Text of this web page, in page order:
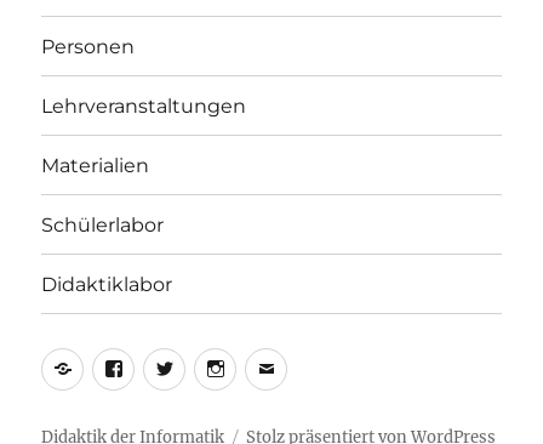
Personen
Lehrveranstaltungen
Materialien
Schülerlabor
Didaktiklabor
Yelp Facebook
TwitterInstagram
E-
Didaktik der Informatik Stolz präsentiert von WordPress